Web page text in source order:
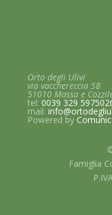
Orto degli Ulivi
via vacchereccia 58
51010 Massa e
tel: 0039 329
mail:
Powered by
Famiglia